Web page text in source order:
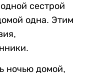
сестрой
одна. Этим
ночью домой,